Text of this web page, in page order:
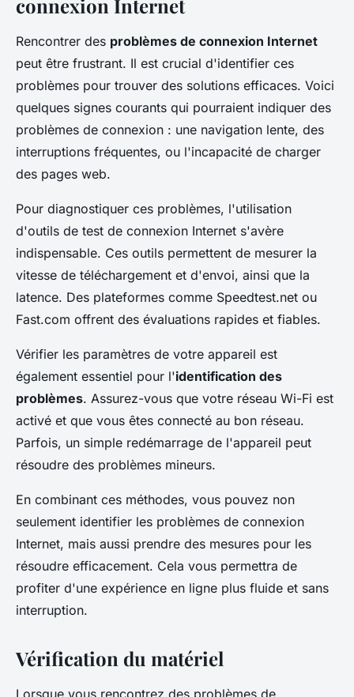
connexion Internet
Rencontrer des problèmes de connexion Internet
peut être frustrant. Il est crucial d'identifier ces
problèmes pour trouver des solutions efficaces. Voici
quelques signes courants qui pourraient indiquer des
problèmes de connexion : une navigation lente, des
interruptions fréquentes, ou l'incapacité de charger
des pages web.
Pour diagnostiquer ces problèmes, l'utilisation
d'outils de test de connexion Internet s'avère
indispensable. Ces outils permettent de mesurer la
vitesse de téléchargement et d'envoi, ainsi que la
latence. Des plateformes comme Speedtest.net ou
Fast.com offrent des évaluations rapides et fiables.
Vérifier les paramètres de votre appareil est
également essentiel pour l'identification des
problèmes. Assurez-vous que votre réseau Wi-Fi est
activé et que vous êtes connecté au bon réseau.
Parfois, un simple redémarrage de l'appareil peut
résoudre des problèmes mineurs.
En combinant ces méthodes, vous pouvez non
seulement identifier les problèmes de connexion
Internet, mais aussi prendre des mesures pour les
résoudre efficacement. Cela vous permettra de
profiter d'une expérience en ligne plus fluide et sans
interruption.
Vérification du matériel